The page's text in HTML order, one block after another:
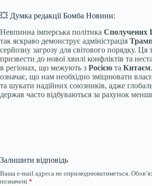
💥 Думка редакції Бомба Новини:
Невпинна імперська політика Сполучених
так яскраво демонструє адміністрація
серйозну загрозу для світового порядку. Ця
призвести до нової хвилі конфліктів та
в регіонах, що межують з Росією та Китаєм
означає, що нам необхідно зміцнювати
та шукати надійних союзників, адже
держав часто відбуваються за рахунок
Залишити відповідь
Ваша e-mail адреса не оприлюднюватиметься.
позначені *